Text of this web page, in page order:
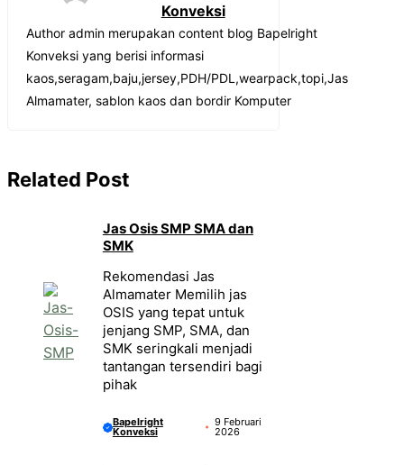
Konveksi
Author admin merupakan content blog Bapelright
Konveksi yang berisi informasi
kaos,seragam,baju,jersey,PDH/PDL,wearpack,topi,Jas
Almamater, sablon kaos dan bordir Komputer
Related Post
Jas Osis SMP SMA dan
SMK
Rekomendasi Jas
Almamater Memilih jas
OSIS yang tepat untuk
jenjang SMP, SMA, dan
SMK seringkali menjadi
tantangan tersendiri bagi
pihak
Bapelright
Konveksi
9 Februari
2026